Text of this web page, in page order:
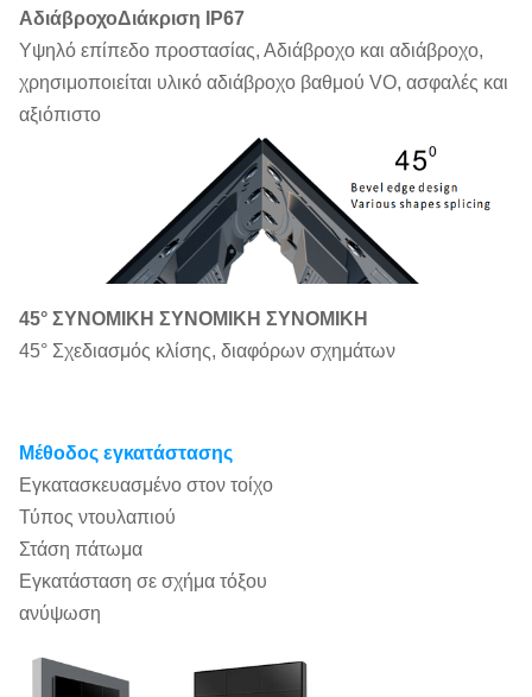
ΑδιάβροχοΔιάκριση IP67
Υψηλό επίπεδο προστασίας, Αδιάβροχο και αδιάβροχο,
χρησιμοποιείται υλικό αδιάβροχο βαθμού VO, ασφαλές και
αξιόπιστο
45° ΣΥΝΟΜΙΚΗ ΣΥΝΟΜΙΚΗ ΣΥΝΟΜΙΚΗ
45° Σχεδιασμός κλίσης, διαφόρων σχημάτων
Μέθοδος εγκατάστασης
Εγκατασκευασμένο στον τοίχο
Τύπος ντουλαπιού
Στάση πάτωμα
Εγκατάσταση σε σχήμα τόξου
ανύψωση